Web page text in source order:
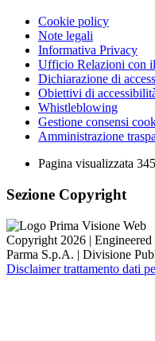
Cookie policy
Note legali
Informativa Privacy
Ufficio Relazioni con
Dichiarazione di
Obiettivi di
Whistleblowing
Gestione consensi
Amministrazione
Pagina visualizzata 345
Sezione Copyright
Copyright 2026 |
Parma S.p.A. | Divisione
Disclaimer trattamento dati